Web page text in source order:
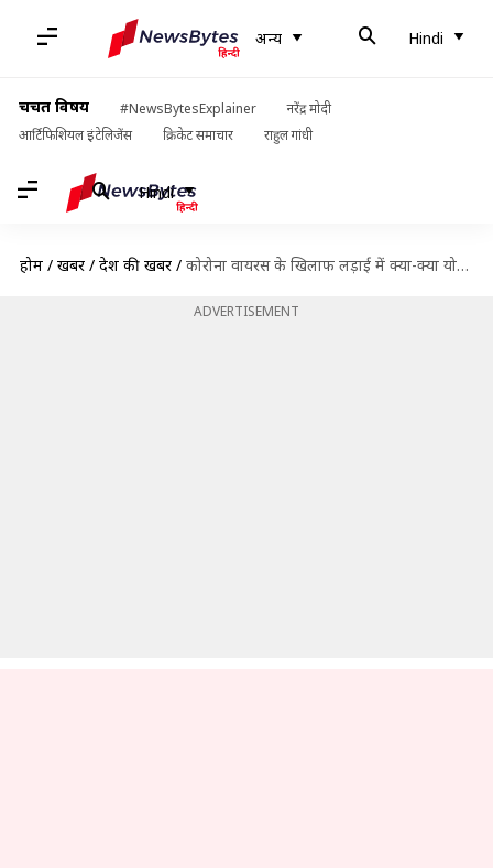
अन्य Hindi
चर्चित विषय #NewsBytesExplainer
नरेंद्र मोदी
आर्टिफिशियल इंटेलिजेंस
क्रिकेट समाचार राहुल गांधी
Hindi
होम / खबरें / देश की खबरें / कोरोना वायरस के खिलाफ लड़ाई में क्या-क्या योगदान दे रहा है भारतीय रेलवे?
ADVERTISEMENT